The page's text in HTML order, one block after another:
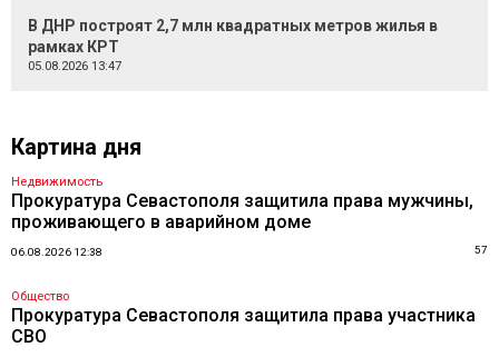
В ДНР построят 2,7 млн квадратных метров жилья в
рамках КРТ
05.08.2026 13:47
Картина дня
Недвижимость
Прокуратура Севастополя защитила права мужчины,
проживающего в аварийном доме
06.08.2026 12:38 57
Общество
Прокуратура Севастополя защитила права участника
СВО